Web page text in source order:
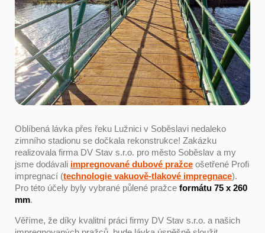
Oblíbená lávka přes řeku Lužnici v Soběslavi nedaleko
zimního stadionu se dočkala rekonstrukce! Zakázku
realizovala firma DV Stav s.r.o. pro město Soběslav a my
jsme dodávali impregnované dubové pražce ošetřené Profi
impregnací (technologie vakuově-tlakové impregnace).
Pro této účely byly vybrané půlené pražce formátu 75 x 260
mm.
Věříme, že díky kvalitní práci firmy DV Stav s.r.o. a našich